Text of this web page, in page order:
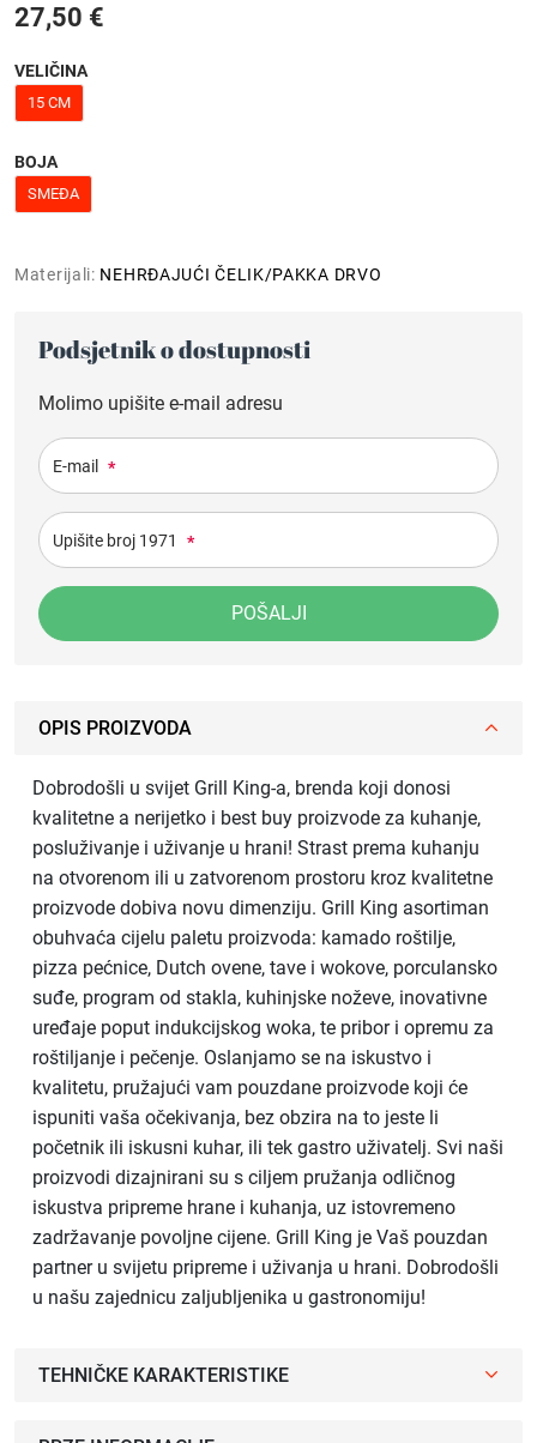
27,50 €
VELIČINA
15 CM
BOJA
SMEĐA
Materijali: NEHRĐAJUĆI ČELIK/PAKKA DRVO
Podsjetnik o dostupnosti
Molimo upišite e-mail adresu
E-mail *
Upišite broj 1971 *
POŠALJI
OPIS PROIZVODA
Dobrodošli u svijet Grill King-a, brenda koji donosi
kvalitetne a nerijetko i best buy proizvode za kuhanje,
posluživanje i uživanje u hrani! Strast prema kuhanju
na otvorenom ili u zatvorenom prostoru kroz kvalitetne
proizvode dobiva novu dimenziju. Grill King asortiman
obuhvaća cijelu paletu proizvoda: kamado roštilje,
pizza pećnice, Dutch ovene, tave i wokove, porculansko
suđe, program od stakla, kuhinjske noževe, inovativne
uređaje poput indukcijskog woka, te pribor i opremu za
roštiljanje i pečenje. Oslanjamo se na iskustvo i
kvalitetu, pružajući vam pouzdane proizvode koji će
ispuniti vaša očekivanja, bez obzira na to jeste li
početnik ili iskusni kuhar, ili tek gastro uživatelj. Svi naši
proizvodi dizajnirani su s ciljem pružanja odličnog
iskustva pripreme hrane i kuhanja, uz istovremeno
zadržavanje povoljne cijene. Grill King je Vaš pouzdan
partner u svijetu pripreme i uživanja u hrani. Dobrodošli
u našu zajednicu zaljubljenika u gastronomiju!
TEHNIČKE KARAKTERISTIKE